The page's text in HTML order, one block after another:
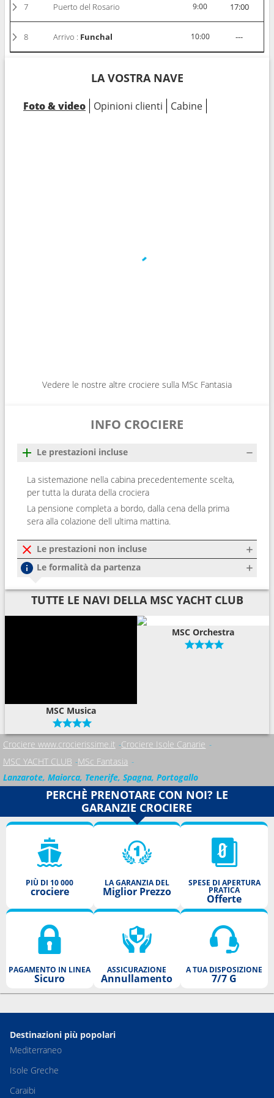
7 Puerto del Rosario 9:00 17:00
8 Arrivo : Funchal 10:00 ---
LA VOSTRA NAVE
Foto & video Opinioni clienti Cabine
Vedere le nostre altre crociere sulla MSc Fantasia
INFO CROCIERE
Le prestazioni incluse
La sistemazione nella cabina precedentemente scelta,
per tutta la durata della crociera
La pensione completa a bordo, dalla cena della prima
sera alla colazione dell ultima mattina.
Le prestazioni non incluse
Le formalità da partenza
TUTTE LE NAVI DELLA MSC YACHT CLUB
MSC Musica
MSC Orchestra
Crociere www.crocierissime.it Crociere Isole Canarie
MSC YACHT CLUB MSc Fantasia
Lanzarote, Maiorca, Tenerife, Spagna, Portogallo
PERCHÈ PRENOTARE CON NOI? LE
GARANZIE CROCIERE
PIÙ DI 10 000
crociere
LA GARANZIA DEL
Miglior Prezzo
SPESE DI APERTURA
PRATICA
Offerte
PAGAMENTO IN LINEA
Sicuro
ASSICURAZIONE
Annullamento
A TUA DISPOSIZIONE
7/7 G
Destinazioni più popolari
Mediterraneo
Isole Greche
Caraibi